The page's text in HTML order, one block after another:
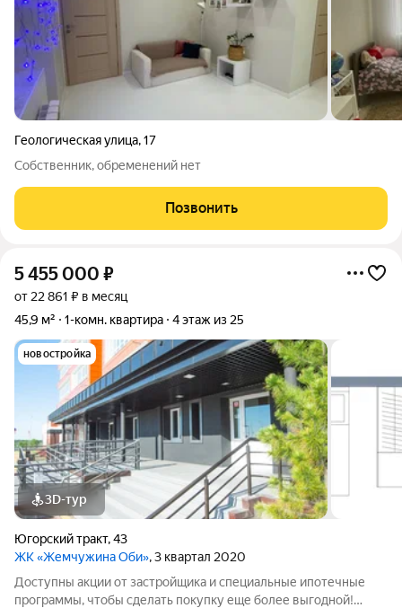
Геологическая улица,17
Собственник, обременений нет
Позвонить
5 455 000 ₽
от 22 861 ₽ в месяц
45,9 м²
1-комн. квартира 4 этаж из 25
новостройка
3D-тур
Югорский тракт,43
ЖК «Жемчужина Оби», 3 квартал 2020
Доступны акции от застройщика и специальные ипотечные
программы, чтобы сделать покупку еще более выгодной!